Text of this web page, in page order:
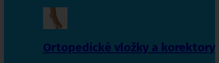
Ortopedické vložky a korektory